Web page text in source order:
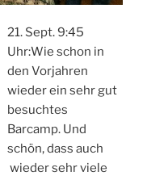
21. Sept. 9:45
Uhr:Wie schon in
den Vorjahren
wieder ein sehr gut
besuchtes
Barcamp. Und
schön, dass auch
wieder sehr viele